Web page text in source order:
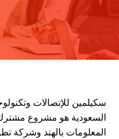
سكيلمين للإتصالات
السعودية هو مشروع
المعلومات بالهند وشركة